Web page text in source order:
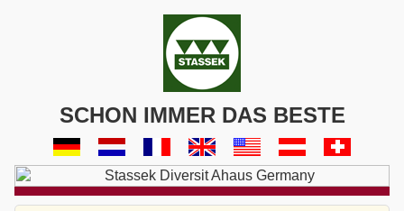
SCHON IMMER DAS BESTE